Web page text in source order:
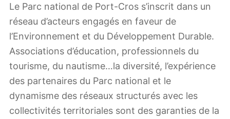
Le Parc national de Port-Cros s’inscrit dans un
réseau d’acteurs engagés en faveur de
l’Environnement et du Développement Durable.
Associations d’éducation, professionnels du
tourisme, du nautisme…la diversité, l’expérience
des partenaires du Parc national et le
dynamisme des réseaux structurés avec les
collectivités territoriales sont des garanties de la